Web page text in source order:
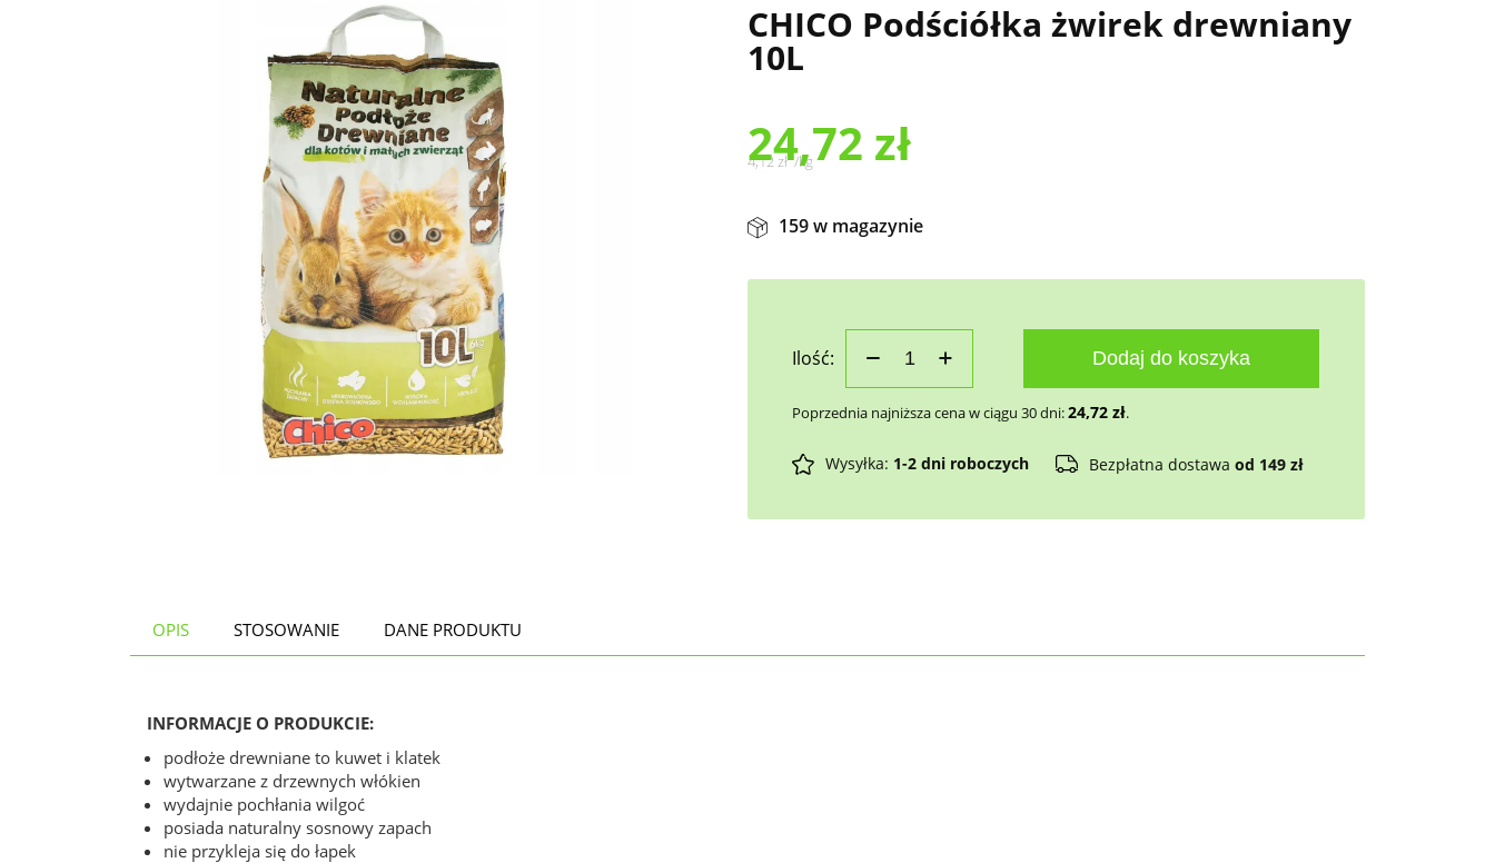
CHICO Podściółka żwirek drewniany
10L
24,72 zł
4,12zł /kg
159 w magazynie
Ilość: Dodaj do koszyka
Poprzednia najniższa cena w ciągu 30 dni:24,72 zł.
Wysyłka: 1-2 dni roboczych Bezpłatna dostawa od 149 zł
OPIS STOSOWANIE DANE PRODUKTU
INFORMACJE O PRODUKCIE:
podłoże drewniane to kuwet i klatek
wytwarzane z drzewnych włókien
wydajnie pochłania wilgoć
posiada naturalny sosnowy zapach
nie przykleja się do łapek